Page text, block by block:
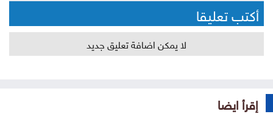
أكتب تعليقا
لا يمكن اضافة تعليق جديد
إقرأ ايضا